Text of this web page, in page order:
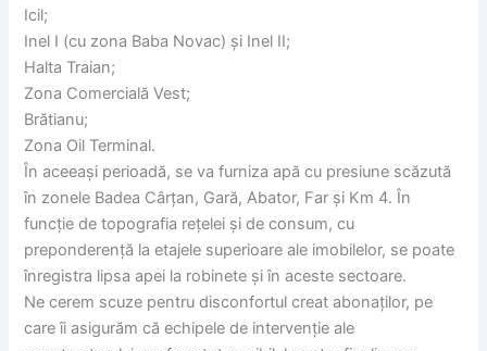
Icil;
Inel I (cu zona Baba Novac) și Inel II;
Halta Traian;
Zona Comercială Vest;
Brătianu;
Zona Oil Terminal.
În aceeași perioadă, se va furniza apă cu presiune scăzută
în zonele Badea Cârțan, Gară, Abator, Far și Km 4. În
funcție de topografia rețelei și de consum, cu
preponderență la etajele superioare ale imobilelor, se poate
înregistra lipsa apei la robinete și în aceste sectoare.
Ne cerem scuze pentru disconfortul creat abonaților, pe
care îi asigurăm că echipele de intervenție ale